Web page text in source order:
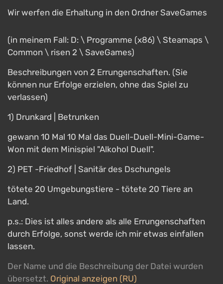
Wir werfen die Erhaltung in den Ordner SaveGames
(in meinem Fall: D: \ Programme (x86) \ Steamaps \
Common \ risen 2 \ SaveGames)
Beschreibungen von 2 Errungenschaften. (Sie
können nur Erfolge erzielen, ohne das Spiel zu
verlassen)
1) Drunkard | Betrunken
gewann 10 Mal 10 Mal das Duell-Duell-Mini-Game-
Won mit dem Minispiel "Alkohol Duell".
2) PET -Friedhof | Sanitär des Dschungels
tötete 20 Umgebungstiere - tötete 20 Tiere an
Land.
p.s.: Dies ist alles andere als alle Errungenschaften
durch Erfolge, sonst werde ich mir etwas einfallen
lassen.
Der Name und die Beschreibung der Datei wurden
übersetzt. Original anzeigen (RU)